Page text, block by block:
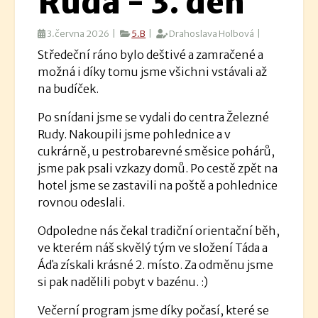
3.června 2026 | 5.B | Drahoslava Holbová |
Středeční ráno bylo deštivé a zamračené a
možná i díky tomu jsme všichni vstávali až
na budíček.
Po snídani jsme se vydali do centra Železné
Rudy. Nakoupili jsme pohlednice a v
cukrárně, u pestrobarevné směsice pohárů,
jsme pak psali vzkazy domů. Po cestě zpět na
hotel jsme se zastavili na poště a pohlednice
rovnou odeslali.
Odpoledne nás čekal tradiční orientační běh,
ve kterém náš skvělý tým ve složení Táda a
Áďa získali krásné 2. místo. Za odměnu jsme
si pak nadělili pobyt v bazénu. :)
Večerní program jsme díky počasí, které se